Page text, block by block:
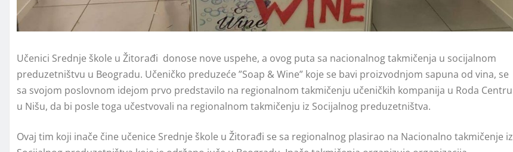
Učenici Srednje škole u Žitorađi donose nove uspehe, a ovog puta sa nacionalnog takmičenja u socijalnom
preduzetništvu u Beogradu. Učeničko preduzeće ”Soap & Wine” koje se bavi proizvodnjom sapuna od vina, se
sa svojom poslovnom idejom prvo predstavilo na regionalnom takmičenju učeničkih kompanija u Roda Centru
u Nišu, da bi posle toga učestvovali na regionalnom takmičenju iz Socijalnog preduzetništva.
Ovaj tim koji inače čine učenice Srednje škole u Žitorađi se sa regionalnog plasirao na Nacionalno takmičenje iz